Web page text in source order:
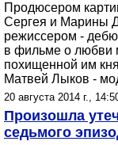
Продюсером
Сергея и Марины
режиссером -
в фильме о любви
похищенной им
Матвей Лыков -
20 августа 2014 г.,
Произошла
седьмого